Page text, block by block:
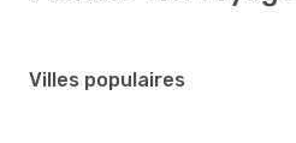
Villes populaires